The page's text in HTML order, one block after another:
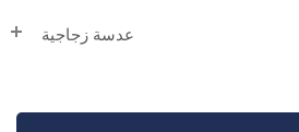
عدسة زجاجية